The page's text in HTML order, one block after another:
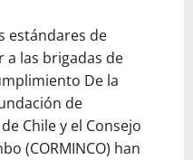
estándares de
a las brigadas de
De la
de
Chile y el Consejo
(CORMINCO) han